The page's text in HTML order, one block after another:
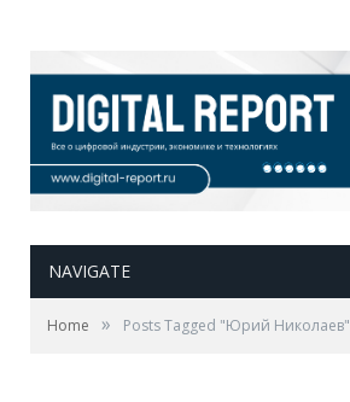
NAVIGATE
Home » Posts Tagged "Юрий Николаев"